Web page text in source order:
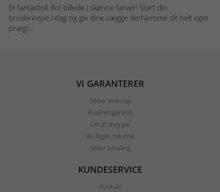
Et fantastisk flot billede i skønne farver! Start din
broderirejse i dag og giv dine vægge derhjemme dit helt eget
præg!...
VI GARANTERER
Sikker levering
Kvalitetsgaranti
Let at shoppe
30 dages returret
Sikker betaling
KUNDESERVICE
Kontakt